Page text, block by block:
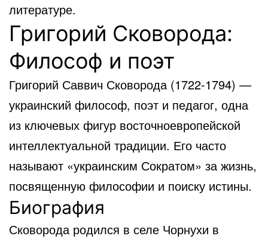
литературе.
Григорий Сковорода:
Философ и поэт
Григорий Саввич Сковорода (1722-1794) —
украинский философ, поэт и педагог, одна
из ключевых фигур восточноевропейской
интеллектуальной традиции. Его часто
называют «украинским Сократом» за жизнь,
посвященную философии и поиску истины.
Биография
Сковорода родился в селе Чорнухи в